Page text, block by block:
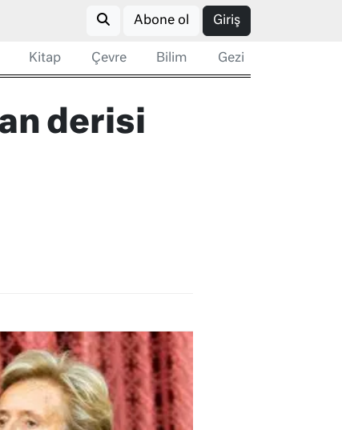
Abone ol Giriş
Kitap Çevre Bilim Gezi
derisi